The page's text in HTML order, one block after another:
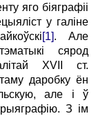
яго біяграфіі
у галіне
[1]. Але
сярод
XVII ст.
даробку ён
але і ў
З ім